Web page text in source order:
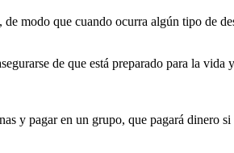
modo que cuando ocurra algún tipo de
de que está preparado para la vida
y pagar en un grupo, que pagará dinero